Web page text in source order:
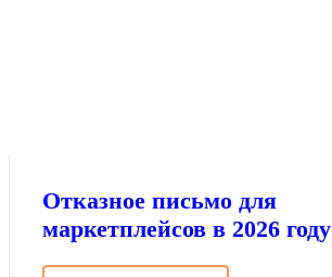
Отказное письмо для
маркетплейсов в 2026 году